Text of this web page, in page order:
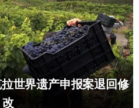
世界遗产申报案退回修
改